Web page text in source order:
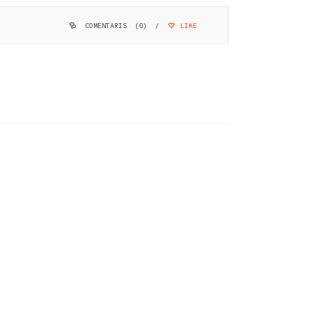
LIKE
COMENTARIS (0) /